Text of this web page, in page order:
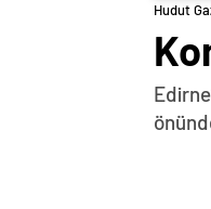
Hudut